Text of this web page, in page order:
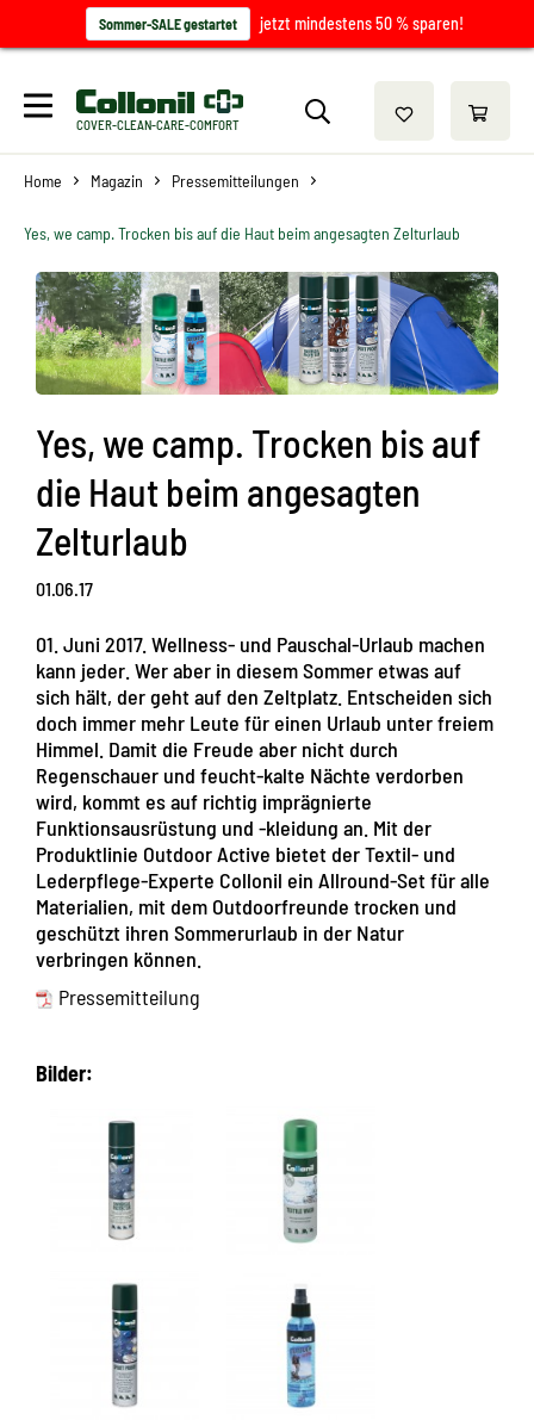
Sommer-SALE gestartet jetzt mindestens 50 % sparen!
COVER-CLEAN-CARE-COMFORT
Home Magazin Pressemitteilungen
Yes, we camp. Trocken bis auf die Haut beim angesagten Zelturlaub
Yes, we camp. Trocken bis auf
die Haut beim angesagten
Zelturlaub
01.06.17
01. Juni 2017. Wellness- und Pauschal-Urlaub machen
kann jeder. Wer aber in diesem Sommer etwas auf
sich hält, der geht auf den Zeltplatz. Entscheiden sich
doch immer mehr Leute für einen Urlaub unter freiem
Himmel. Damit die Freude aber nicht durch
Regenschauer und feucht-kalte Nächte verdorben
wird, kommt es auf richtig imprägnierte
Funktionsausrüstung und -kleidung an. Mit der
Produktlinie Outdoor Active bietet der Textil- und
Lederpflege-Experte Collonil ein Allround-Set für alle
Materialien, mit dem Outdoorfreunde trocken und
geschützt ihren Sommerurlaub in der Natur
verbringen können.
Pressemitteilung
Bilder: